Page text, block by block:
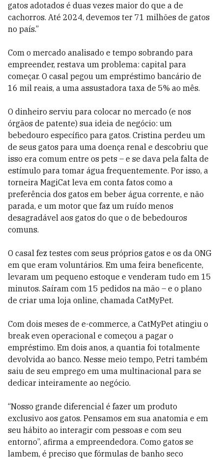
gatos adotados é duas vezes maior do que a de
cachorros. Até 2024, devemos ter 71 milhões de gatos
no país.”
Com o mercado analisado e tempo sobrando para
empreender, restava um problema: capital para
começar. O casal pegou um empréstimo bancário de
16 mil reais, a uma assustadora taxa de 5% ao mês.
O dinheiro serviu para colocar no mercado (e nos
órgãos de patente) sua ideia de negócio: um
bebedouro específico para gatos. Cristina perdeu um
de seus gatos para uma doença renal e descobriu que
isso era comum entre os pets – e se dava pela falta de
estímulo para tomar água frequentemente. Por isso, a
torneira MagiCat leva em conta fatos como a
preferência dos gatos em beber água corrente, e não
parada, e um motor que faz um ruído menos
desagradável aos gatos do que o de bebedouros
comuns.
O casal fez testes com seus próprios gatos e os da ONG
em que eram voluntários. Em uma feira beneficente,
levaram um pequeno estoque e venderam tudo em 15
minutos. Saíram com 15 pedidos na mão – e o plano
de criar uma loja online, chamada CatMyPet.
Com dois meses de e-commerce, a CatMyPet atingiu o
break even operacional e começou a pagar o
empréstimo. Em dois anos, a quantia foi totalmente
devolvida ao banco. Nesse meio tempo, Petri também
saiu de seu emprego em uma multinacional para se
dedicar inteiramente ao negócio.
“Nosso grande diferencial é fazer um produto
exclusivo aos gatos. Pensamos em sua anatomia e em
seu hábito ao interagir com pessoas e com seu
entorno”, afirma a empreendedora. Como gatos se
lambem, é preciso que fórmulas de banho seco